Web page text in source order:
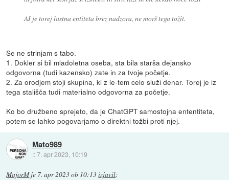
AI je torej lastna entiteta brez nadzora, ne morš tega tožit.
Se ne strinjam s tabo.
1. Dokler si bil mladoletna oseba, sta bila starša dejansko
odgovorna (tudi kazensko) zate in za tvoje početje.
2. Za orodjem stoji skupina, ki z le-tem celo služi denar. Torej je iz
tega stališča tudi materialno odgovorna za početje.
Ko bo družbeno sprejeto, da je ChatGPT samostojna ententiteta,
potem se lahko pogovarjamo o direktni tožbi proti njej.
Mato989
::7. apr 2023, 10:19
MajorMje 7. apr 2023 ob 10:13izjavil: